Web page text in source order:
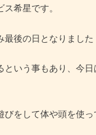
希星です。
後の日となりました
という事もあり、今
びをして体や頭を使